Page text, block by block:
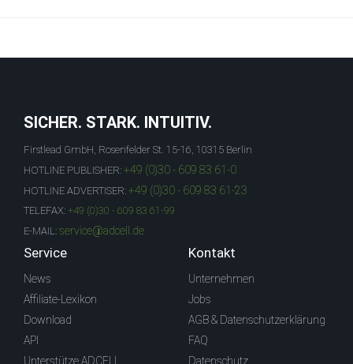
SICHER. STARK. INTUITIV.
Firstlead GmbH, Rosenfelder St. 15-16, 10315 Berlin
HOTLINE PUBLISHER: +49 (0)30 - 609 83 61-0
HOTLINE ADVERTISER: +49 (0)30 - 609 83 61-23
TELEFAX: +49 (0)30 - 609 83 61-99
E-MAIL: service@adcell.de
Service
News
Affiliate-Lexikon
Download
API
Unterstütze ADCELL
Kontakt
Unternehmen
Jobs
AGB & Datenschutzerklärung
FAQ
Datenschutz